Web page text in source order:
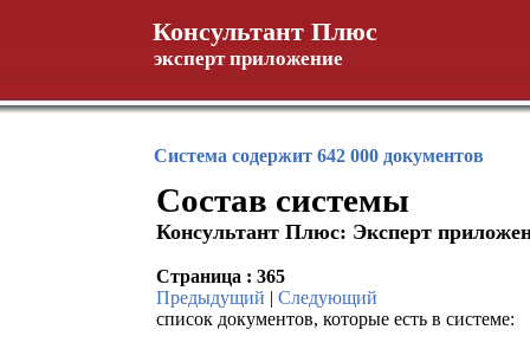
Консультант Плюс
эксперт приложение
Система содержит 642 000 документов
Состав системы
Консультант Плюс: Эксперт
Страница : 365
Предыдущий |Следующий
список документов, которые есть в системе: